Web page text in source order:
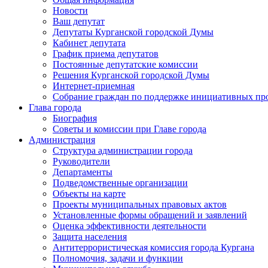
Новости
Ваш депутат
Депутаты Курганской городской Думы
Кабинет депутата
График приема депутатов
Постоянные депутатские комиссии
Решения Курганской городской Думы
Интернет-приемная
Собрание граждан по поддержке инициативных
Глава города
Биография
Советы и комиссии при Главе города
Администрация
Структура администрации города
Руководители
Департаменты
Подведомственные организации
Объекты на карте
Проекты муниципальных правовых актов
Установленные формы обращений и заявлений
Оценка эффективности деятельности
Защита населения
Антитеррористическая комиссия города Кургана
Полномочия, задачи и функции